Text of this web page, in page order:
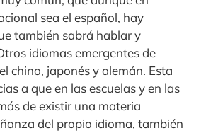
sea el español, hay
también sabrá hablar y
idiomas emergentes de
chino, japonés y alemán. Esta
a que en las escuelas y en las
de existir una materia
del propio idioma, también